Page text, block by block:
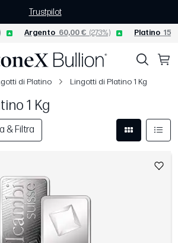
Trustpilot
Argento 60,00 € (2,73%) Platino
di Platino Lingotti di Platino 1 Kg
1 Kg
& Filtra